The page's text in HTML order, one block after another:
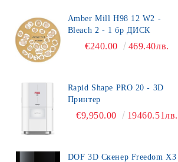
Amber Mill H98 12 W2 -
Bleach 2 - 1 бр ДИСК
€240.00 469.40лв.
Rapid Shape PRO 20 - 3D
Принтер
€9,950.00 19460.51лв.
DOF 3D Скенер Freedom X3